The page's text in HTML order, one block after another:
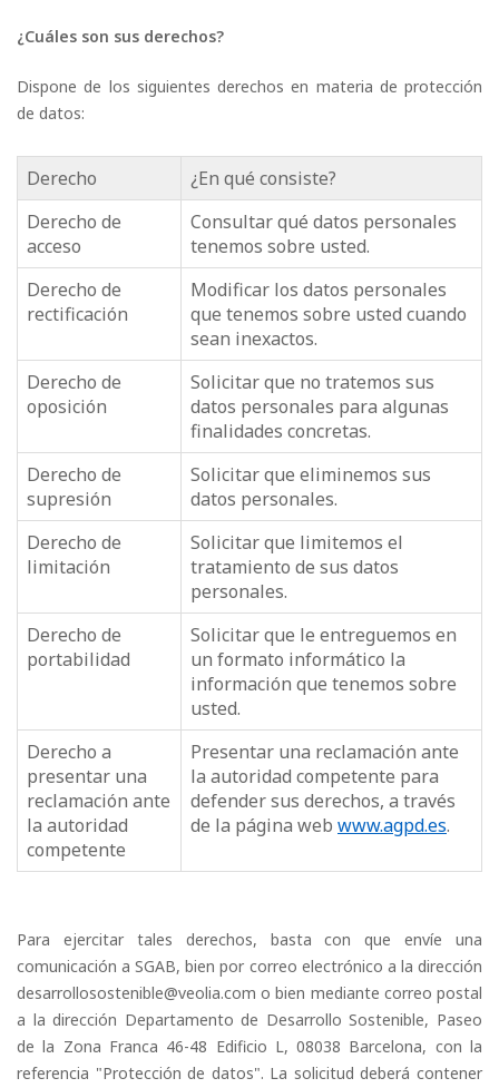
¿Cuáles son sus derechos?
Dispone de los siguientes derechos en materia de protección
de datos:
Derecho
¿En qué consiste?
Derecho de
acceso
Consultar qué datos personales
tenemos sobre usted.
Derecho de
rectificación
Modificar los datos personales
que tenemos sobre usted cuando
sean inexactos.
Derecho de
oposición
Solicitar que no tratemos sus
datos personales para algunas
finalidades concretas.
Derecho de
supresión
Solicitar que eliminemos sus
datos personales.
Derecho de
limitación
Solicitar que limitemos el
tratamiento de sus datos
personales.
Derecho de
portabilidad
Solicitar que le entreguemos en
un formato informático la
información que tenemos sobre
usted.
Derecho a
presentar una
reclamación ante
la autoridad
competente
Presentar una reclamación ante
la autoridad competente para
defender sus derechos, a través
de la página web www.agpd.es.
Para ejercitar tales derechos, basta con que envíe una
comunicación a SGAB, bien por correo electrónico a la dirección
desarrollosostenible@veolia.com o bien mediante correo postal
a la dirección Departamento de Desarrollo Sostenible, Paseo
de la Zona Franca 46-48 Edificio L, 08038 Barcelona, con la
referencia "Protección de datos". La solicitud deberá contener